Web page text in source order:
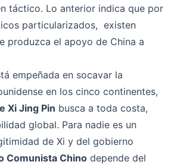
táctico. Lo anterior indica que por
particularizados, existen
produzca el apoyo de China a
empeñada en socavar la
en los cinco continentes,
Xi Jing Pin busca a toda costa,
global. Para nadie es un
de Xi y del gobierno
Comunista Chino depende del